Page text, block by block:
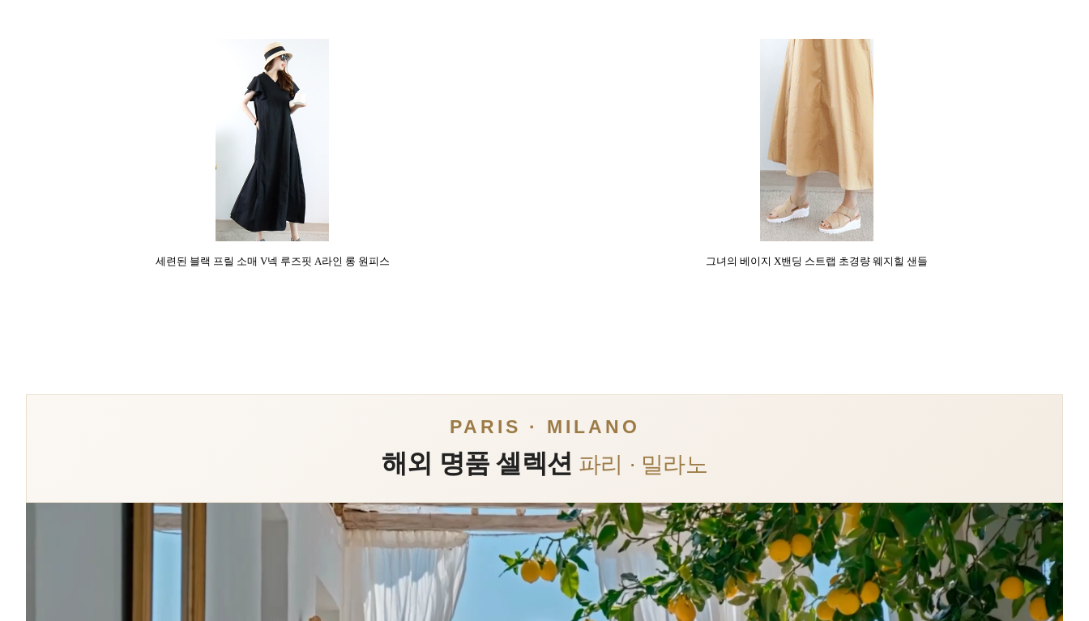
세련된 블랙 프릴 소매 V넥 루즈핏 A라인 롱 원피스 그녀의 베이지 X밴딩 스트랩 초경량 웨지힐 샌들
PARIS · MILANO
해외 명품 셀렉션 파리 · 밀라노